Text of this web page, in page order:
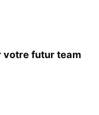
votre futur team